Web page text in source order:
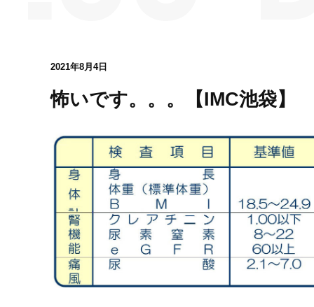
2021年8月4日
怖いです。。。【IMC池袋】